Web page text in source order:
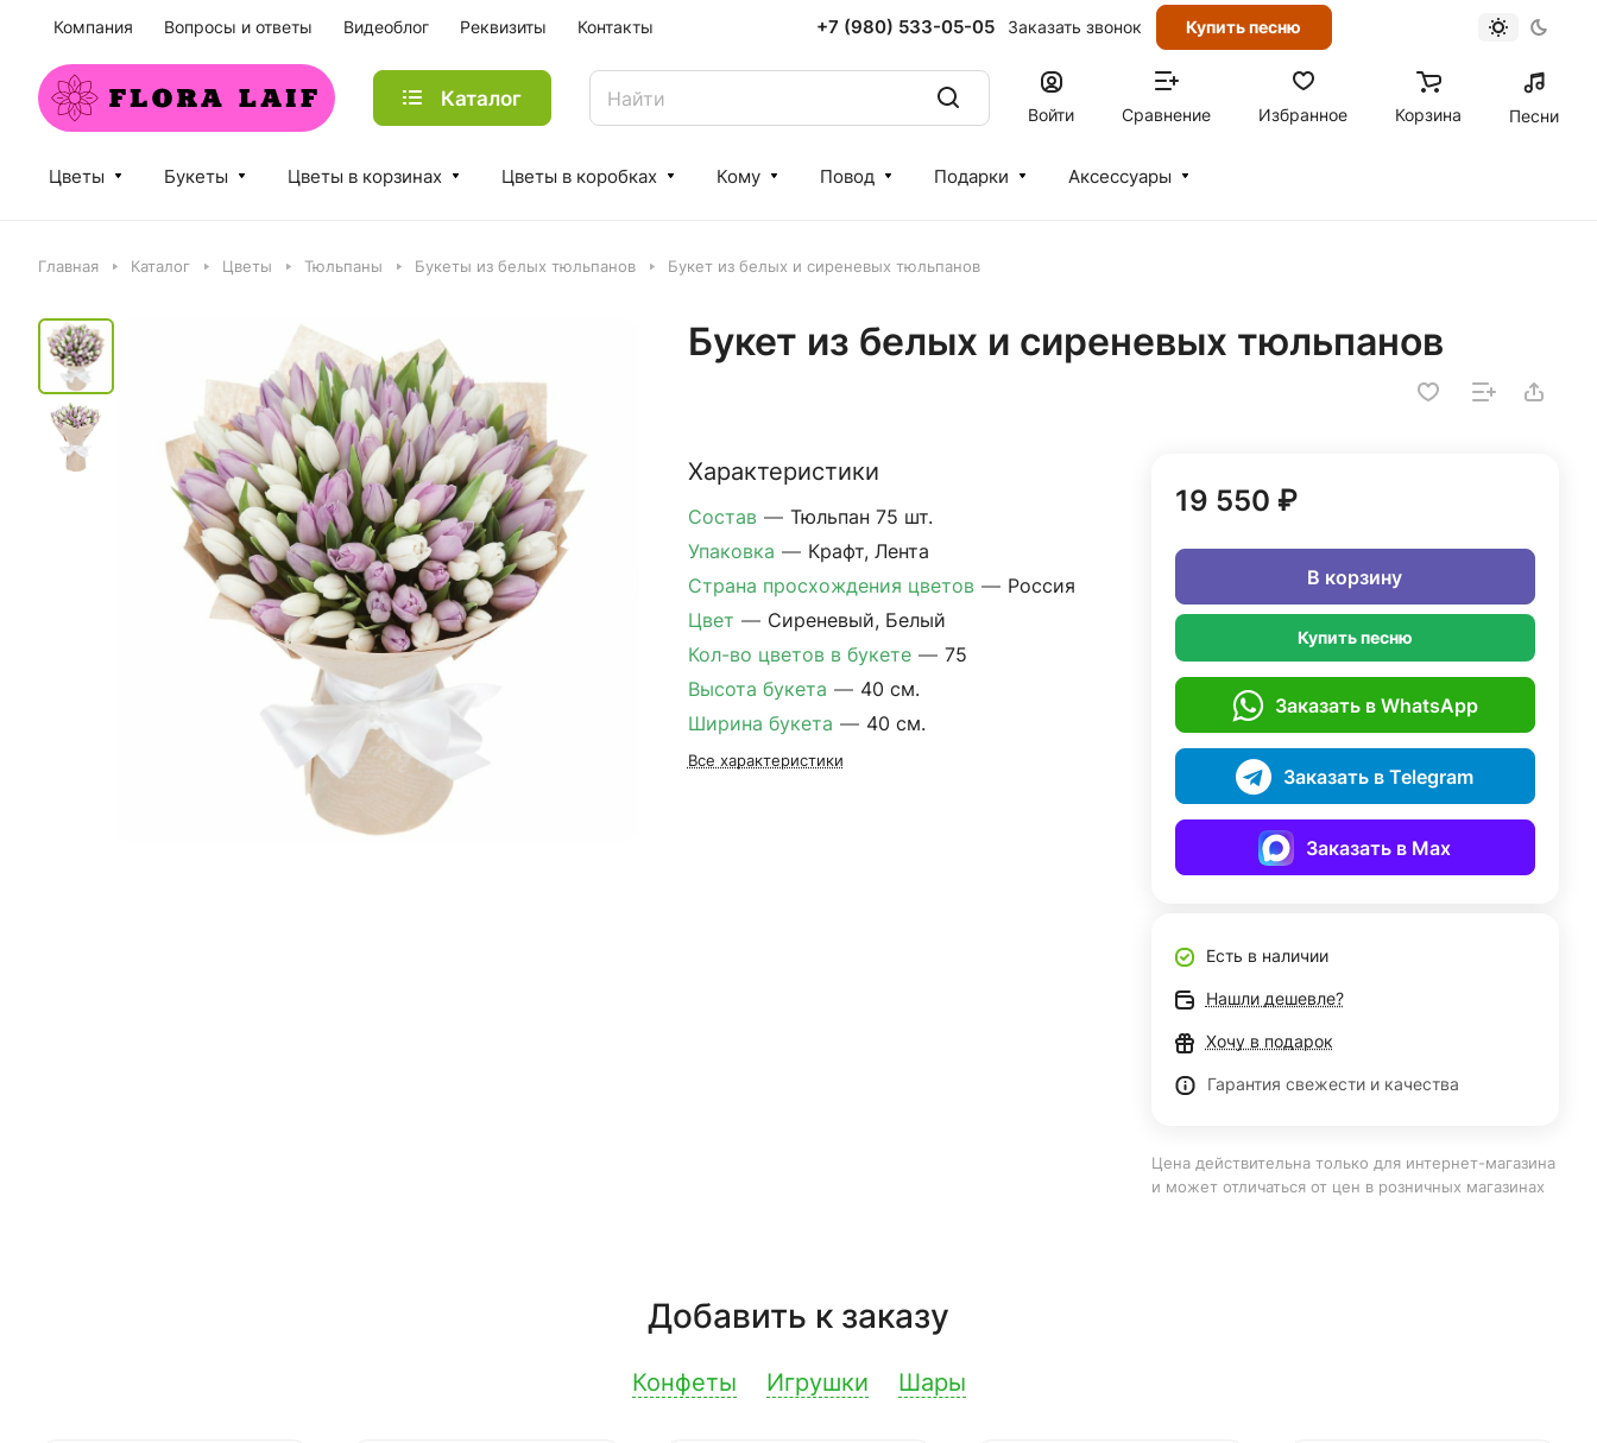
Компания Вопросы и ответы Видеоблог Реквизиты Контакты +7 (980) 533-05-05 Заказать звонок Купить песню
Каталог
Войти Сравнение Избранное Корзина Песни
Цветы Букеты Цветы в корзинах Цветы в коробках Кому Повод Подарки Аксессуары
Главная Каталог Цветы Тюльпаны Букеты из белых тюльпанов Букет из белых и сиреневых тюльпанов
Букет из белых и сиреневых тюльпанов
Характеристики
Состав — Тюльпан 75 шт.
Упаковка — Крафт, Лента
Страна просхождения цветов — Россия
Цвет — Сиреневый, Белый
Кол-во цветов в букете — 75
Высота букета — 40 см.
Ширина букета — 40 см.
Все характеристики
19 550 ₽
В корзину
Купить песню
Заказать в WhatsApp
Заказать в Telegram
Заказать в Max
Есть в наличии
Нашли дешевле?
Хочу в подарок
Гарантия свежести и качества
Цена действительна только для интернет-магазина
и может отличаться от цен в розничных магазинах
Добавить к заказу
Конфеты Игрушки Шары